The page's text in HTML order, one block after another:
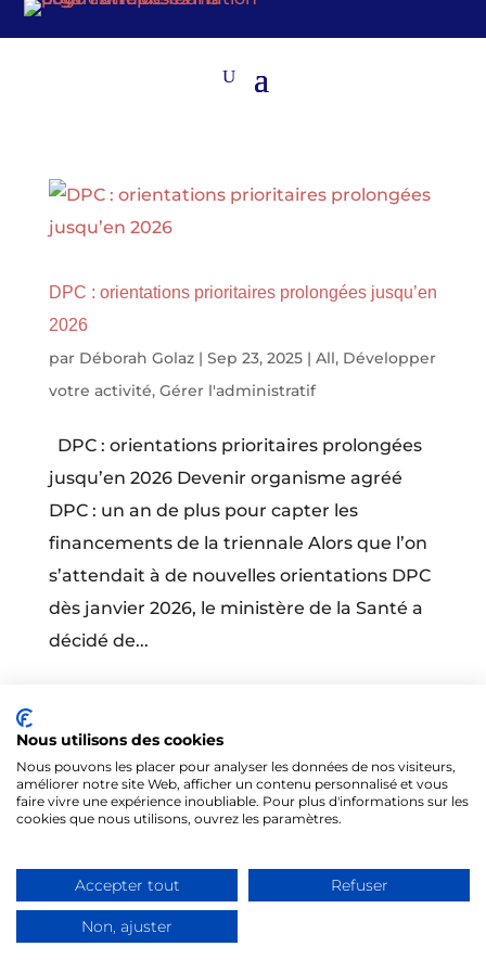
DPC : orientations prioritaires prolongées jusqu’en
2026
par Déborah Golaz| Sep 23, 2025| All, Développer
votre activité, Gérer l'administratif
DPC : orientations prioritaires prolongées
jusqu’en 2026 Devenir organisme agréé
DPC : un an de plus pour capter les
financements de la triennale Alors que l’on
s’attendait à de nouvelles orientations DPC
dès janvier 2026, le ministère de la Santé a
décidé de...
@Tous droits réservés 2026 - Formités
Mentions légales
Nous utilisons des cookies
Nous pouvons les placer pour analyser les données de nos visiteurs,
améliorer notre site Web, afficher un contenu personnalisé et vous
faire vivre une expérience inoubliable. Pour plus d'informations sur les
cookies que nous utilisons, ouvrez les paramètres.
Accepter tout Refuser
Non, ajuster